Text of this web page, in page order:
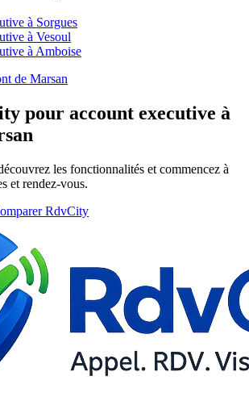
à Sorgues
à Vesoul
à Amboise
de Marsan
pour account executive à
les fonctionnalités et commencez à
et rendez-vous.
RdvCity